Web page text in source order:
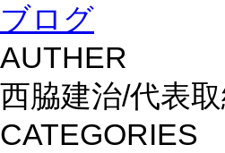
ブログ
AUTHER
西脇建治/代表
CATEGORIES